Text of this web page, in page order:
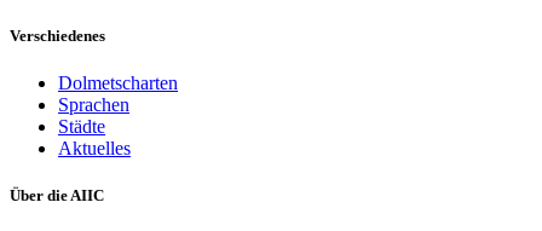
Verschiedenes
Dolmetscharten
Sprachen
Städte
Aktuelles
Über die AIIC